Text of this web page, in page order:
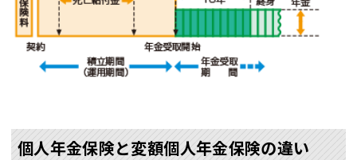
個人年金保険と変額個人年金保険の違い